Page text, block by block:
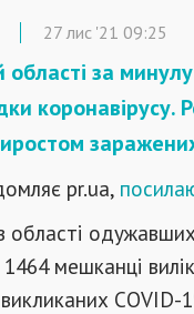
27 лис '21 09:25
області за
коронавірусу.
pr.ua,
1464 мешканці